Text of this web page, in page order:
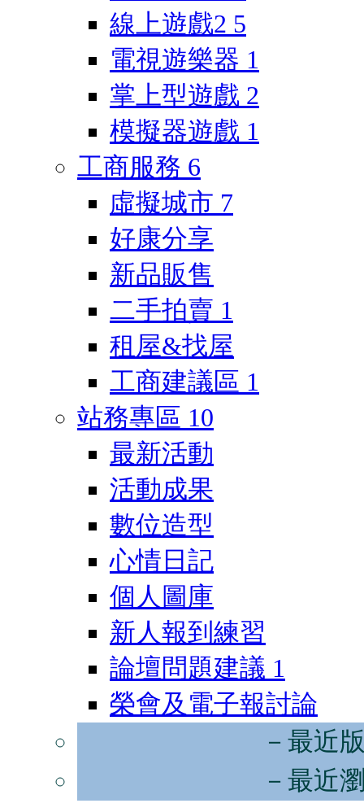
線上遊戲2 5
電視遊樂器 1
掌上型遊戲 2
模擬器遊戲 1
工商服務 6
虛擬城市 7
好康分享
新品販售
二手拍賣 1
租屋&找屋
工商建議區 1
站務專區 10
最新活動
活動成果
數位造型
心情日記
個人圖庫
新人報到練習
論壇問題建議 1
榮會及電子報討論
－最近
－最近